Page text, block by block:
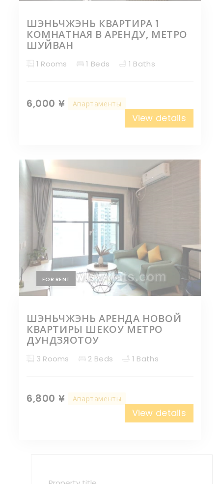
ШЭНЬЧЖЭНЬ КВАРТИРА 1
КОМНАТНАЯ В АРЕНДУ, МЕТРО
ШУЙВАН
1 Rooms 1 Beds 1 Baths
6,000 ¥ Апартаменты
View details
FOR RENT
ШЭНЬЧЖЭНЬ АРЕНДА НОВОЙ
КВАРТИРЫ ШЕКОУ МЕТРО
ДУНДЗЯОТОУ
3 Rooms 2 Beds 1 Baths
6,800 ¥ Апартаменты
View details